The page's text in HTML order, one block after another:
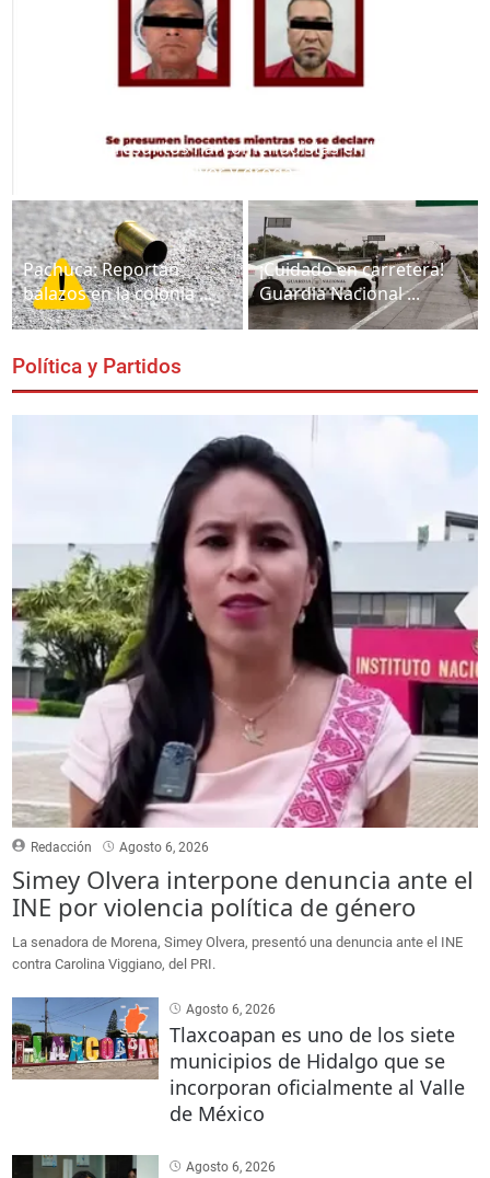
Caen dos presuntos narcomenudistas en Hidalgo;
uno portaba un revólver y droga
Pachuca: Reportan
balazos en la colonia ...
¡Cuidado en carretera!
Guardia Nacional ...
Política y Partidos
Redacción Agosto 6, 2026
Simey Olvera interpone denuncia ante el
INE por violencia política de género
La senadora de Morena, Simey Olvera, presentó una denuncia ante el INE
contra Carolina Viggiano, del PRI.
Agosto 6, 2026
Tlaxcoapan es uno de los siete
municipios de Hidalgo que se
incorporan oficialmente al Valle
de México
Agosto 6, 2026